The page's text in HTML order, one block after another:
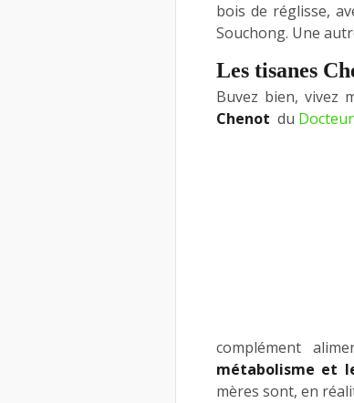
bois de réglisse,
Souchong. Une
Les tisanes
Buvez bien, vivez
Chenot du
complément
métabolisme et
mères sont, en